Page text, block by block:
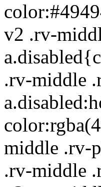
v2 .rv-
.rv-middle
middle .rv-
.rv-middle